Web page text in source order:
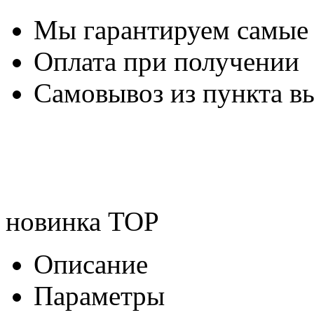
Мы гарантируем
Оплата при получении
Самовывоз из пункта
новинка TOP
Описание
Параметры